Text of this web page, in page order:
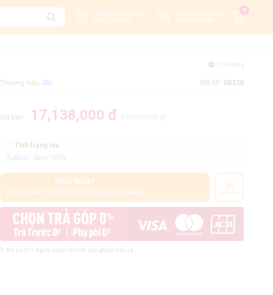
Hotline mua hàng:
0941 339 339
Hotline bảo hành:
0834 397 999
0
Còn hàng
Thương hiệu: JBL Mã SP: SB210
Giá bán: 17,138,000 đ
Tình trạng loa
Fullbox - New 100%
MUA NGAY
(Giao nhanh từ 2 giờ hoặc nhận tại cửa hàng) Thêm vào giỏ
Đã có 801 người quan tâm tới sản phẩm này và